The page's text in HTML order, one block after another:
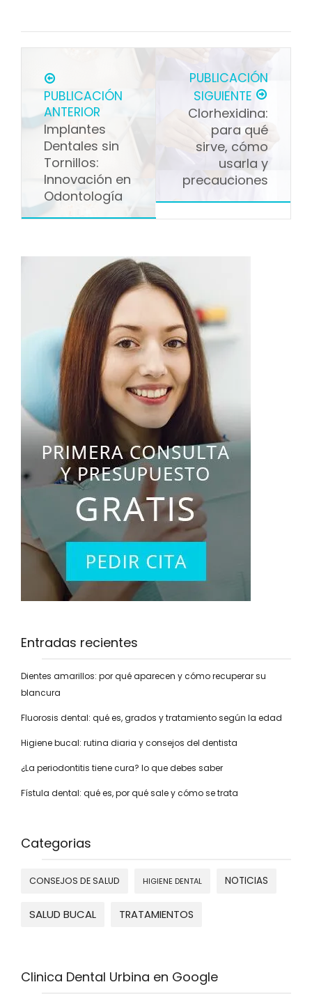
PUBLICACIÓN
ANTERIOR
Implantes
Dentales sin
Tornillos:
Innovación en
Odontología
PUBLICACIÓN
SIGUIENTE
Clorhexidina:
para qué
sirve, cómo
usarla y
precauciones
Entradas recientes
Dientes amarillos: por qué aparecen y cómo recuperar su
blancura
Fluorosis dental: qué es, grados y tratamiento según la edad
Higiene bucal: rutina diaria y consejos del dentista
¿La periodontitis tiene cura? lo que debes saber
Fístula dental: qué es, por qué sale y cómo se trata
Categorias
CONSEJOS DE SALUD HIGIENE DENTAL NOTICIAS
SALUD BUCAL TRATAMIENTOS
Clinica Dental Urbina en Google